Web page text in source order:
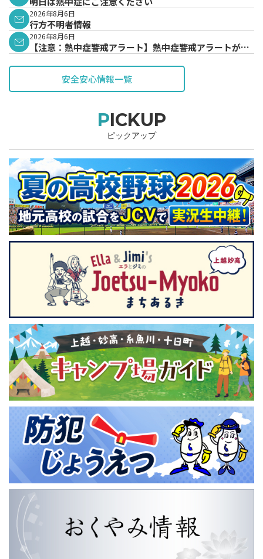
2026年8月6日
行方不明者情報
2026年8月6日
【注意：熱中症警戒アラート】熱中症警戒アラートが発
安全安心情報一覧
PICKUP
ピックアップ